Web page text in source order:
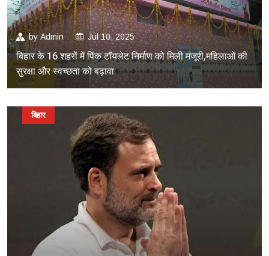
by Admin Jul 10, 2025
बिहार के 16 शहरों में पिंक टॉयलेट निर्माण को मिली मंजूरी,महिलाओं की
सुरक्षा और स्वच्छता को बढ़ावा
बिहार